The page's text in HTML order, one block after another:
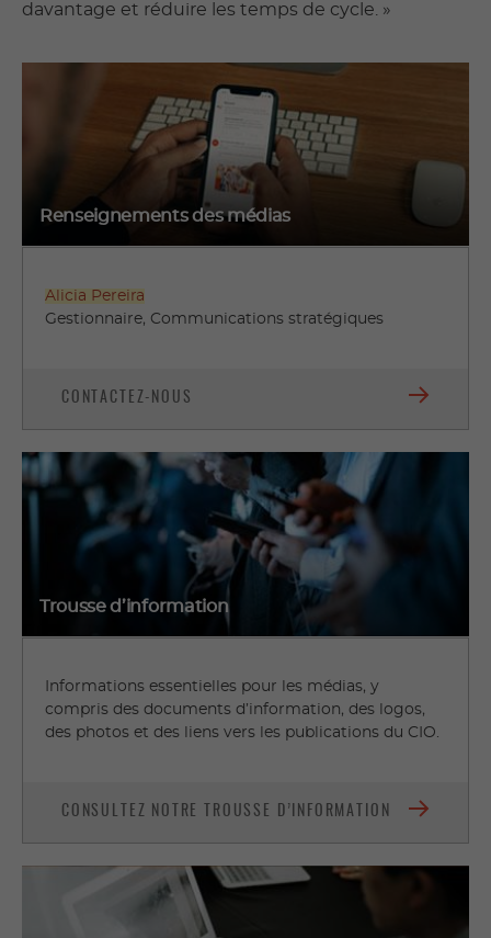
davantage et réduire les temps de cycle. »
Renseignements des médias
Alicia Pereira
Gestionnaire, Communications stratégiques
CONTACTEZ-NOUS
Trousse d’information
Informations essentielles pour les médias, y
compris des documents d’information, des logos,
des photos et des liens vers les publications du CIO.
CONSULTEZ NOTRE TROUSSE D’INFORMATION